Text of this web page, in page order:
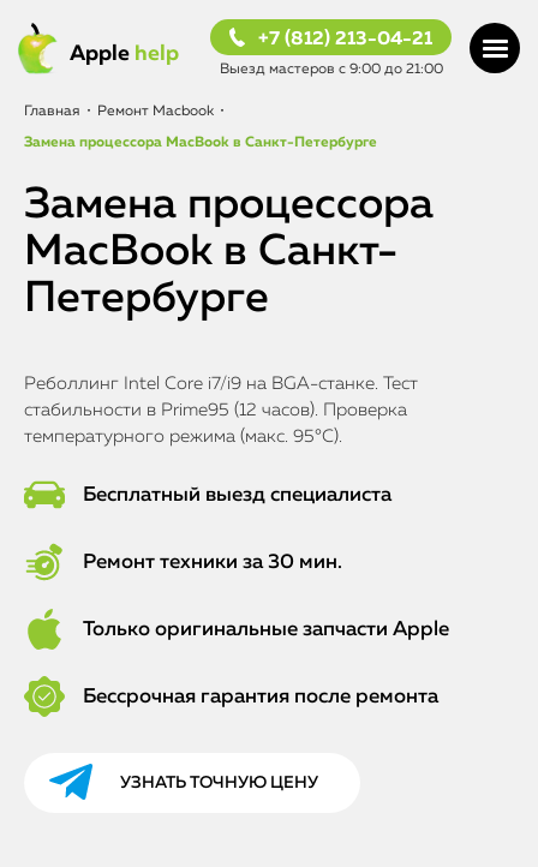
Apple help
+7 (812) 213-04-21
Выезд мастеров с 9:00 до 21:00
Главная • Ремонт Macbook •
Замена процессора MacBook в Санкт-Петербурге
Замена процессора
MacBook в Санкт-
Петербурге
Реболлинг Intel Core i7/i9 на BGA-станке. Тест
стабильности в Prime95 (12 часов). Проверка
температурного режима (макс. 95°C).
Бесплатный выезд специалиста
Ремонт техники за 30 мин.
Только оригинальные запчасти Apple
Бессрочная гарантия после ремонта
УЗНАТЬ ТОЧНУЮ ЦЕНУ